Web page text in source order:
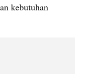
kebutuhan